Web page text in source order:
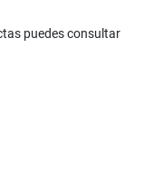
puedes consultar